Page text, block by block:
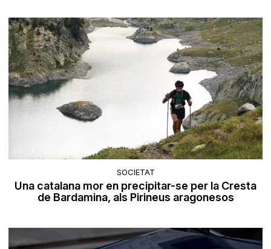
SOCIETAT
Una catalana mor en precipitar-se per la Cresta
de Bardamina, als Pirineus aragonesos